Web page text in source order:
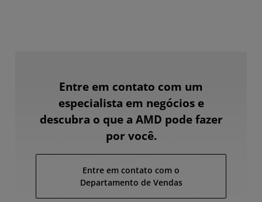
Entre em contato com um
especialista em negócios e
descubra o que a AMD pode fazer
por você.
Entre em contato com o
Departamento de Vendas